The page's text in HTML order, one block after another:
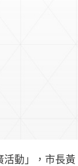
活動」，市長黃